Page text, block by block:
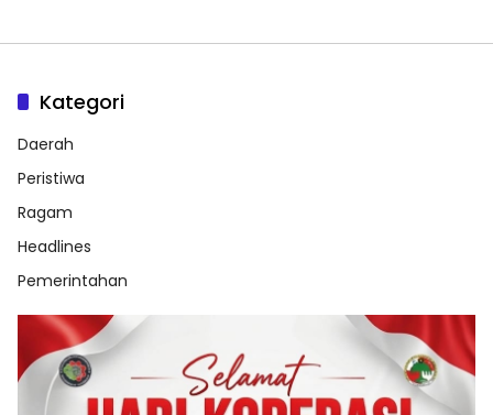
Kategori
Daerah
Peristiwa
Ragam
Headlines
Pemerintahan